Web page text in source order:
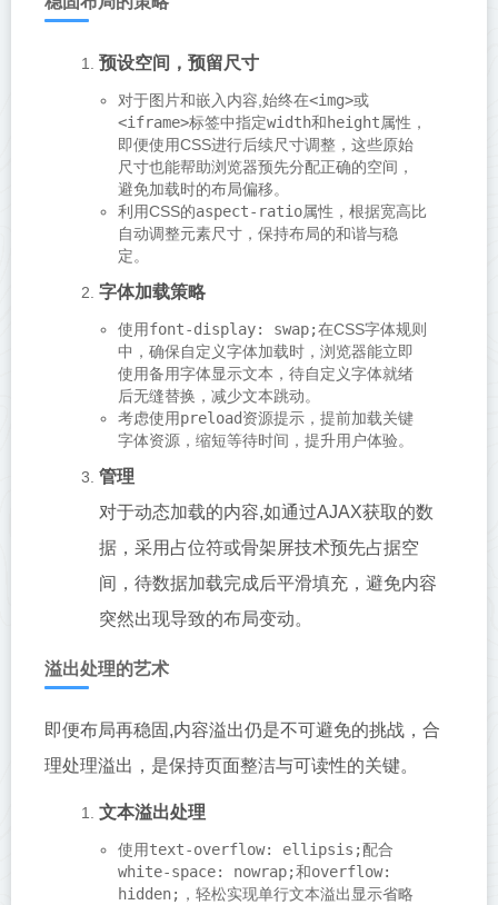
预设空间，预留尺寸
对于图片和嵌入内容,始终在<img>或
<iframe>标签中指定width和height属性，
即便使用CSS进行后续尺寸调整，这些原始
尺寸也能帮助浏览器预先分配正确的空间，
避免加载时的布局偏移。
利用CSS的aspect-ratio属性，根据宽高比
自动调整元素尺寸，保持布局的和谐与稳
定。
字体加载策略
使用font-display: swap;在CSS字体规则
中，确保自定义字体加载时，浏览器能立即
使用备用字体显示文本，待自定义字体就绪
后无缝替换，减少文本跳动。
考虑使用preload资源提示，提前加载关键
字体资源，缩短等待时间，提升用户体验。
管理
对于动态加载的内容,如通过AJAX获取的数
据，采用占位符或骨架屏技术预先占据空
间，待数据加载完成后平滑填充，避免内容
突然出现导致的布局变动。
溢出处理的艺术
即便布局再稳固,内容溢出仍是不可避免的挑战，合
理处理溢出，是保持页面整洁与可读性的关键。
文本溢出处理
使用text-overflow: ellipsis;配合
white-space: nowrap;和overflow:
hidden; ，轻松实现单行文本溢出显示省略